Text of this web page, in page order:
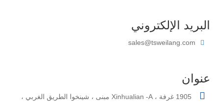
البريد الإلكتروني

sales@tsweilang.com
عنوان

1905 غرفة ، Xinhualian -A مبنى ، شينخوا الطريق الغربي ،